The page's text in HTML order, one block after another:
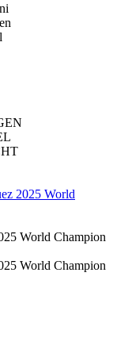
2025 World
World Champion
World Champion